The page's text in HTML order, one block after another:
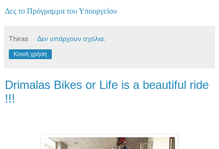
Δες το Πρόγραμμα του Υπουργείου
Thiras Δεν υπάρχουν σχόλια:
Κοινή χρήση
Drimalas Bikes or Life is a beautiful ride
!!!